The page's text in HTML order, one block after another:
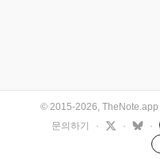
© 2015-2026, TheNote.app
문의하기
· · ·